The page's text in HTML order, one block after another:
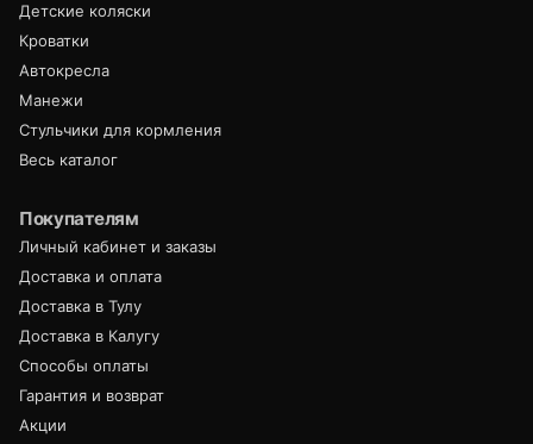
Детские коляски
Кроватки
Автокресла
Манежи
Стульчики для кормления
Весь каталог
Покупателям
Личный кабинет и заказы
Доставка и оплата
Доставка в Тулу
Доставка в Калугу
Способы оплаты
Гарантия и возврат
Акции